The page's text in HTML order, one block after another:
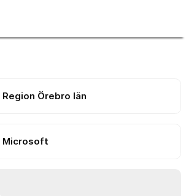
Region Örebro län
Microsoft